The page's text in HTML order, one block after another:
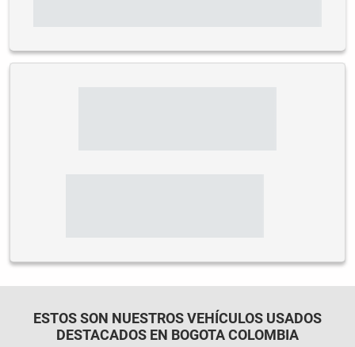
ESTOS SON NUESTROS VEHÍCULOS USADOS
DESTACADOS EN BOGOTA COLOMBIA